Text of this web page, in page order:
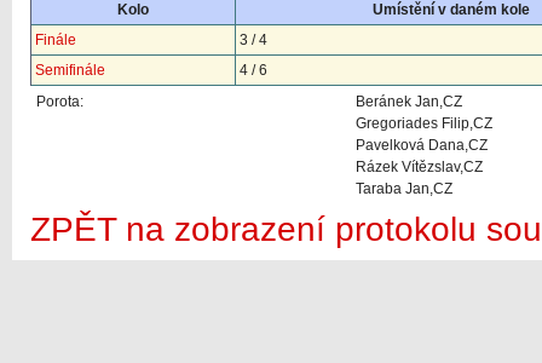
Kolo
Umístění v daném kole
Finále
3 / 4
Semifinále
4 / 6
Porota:
Beránek Jan,CZ
Gregoriades Filip,CZ
Pavelková Dana,CZ
Rázek Vítězslav,CZ
Taraba Jan,CZ
ZPĚT na zobrazení protokolu